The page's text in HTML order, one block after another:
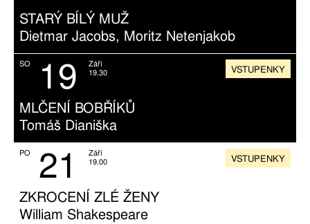
STARÝ BÍLÝ MUŽ
Dietmar Jacobs, Moritz Netenjakob
SO 19
Září
19.30
MLČENÍ BOBŘÍKŮ
Tomáš Dianiška
VSTUPENKY
PO 21
Září
19.00
ZKROCENÍ ZLÉ ŽENY
William Shakespeare
VSTUPENKY